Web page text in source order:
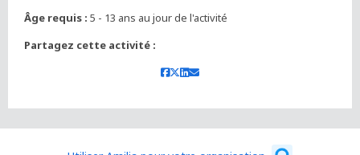
Âge requis : 5 - 13 ans au jour de l'activité
Partagez cette activité :